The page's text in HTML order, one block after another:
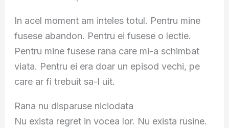
In acel moment am inteles totul. Pentru mine
fusese abandon. Pentru ei fusese o lectie.
Pentru mine fusese rana care mi-a schimbat
viata. Pentru ei era doar un episod vechi, pe
care ar fi trebuit sa-l uit.
Rana nu disparuse niciodata
Nu exista regret in vocea lor. Nu exista rusine.